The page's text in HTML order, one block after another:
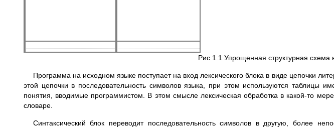
Рис 1.1 Упрощенная структурная схема
Программа на исходном языке поступает на вход лексического блока в виде цепочки
этой цепочки в последовательность символов языка, при этом используются таблицы
понятия, вводимые программистом. В этом смысле лексическая обработка в какой-то
словаре.
Синтаксический блок переводит последовательность символов в другую, более